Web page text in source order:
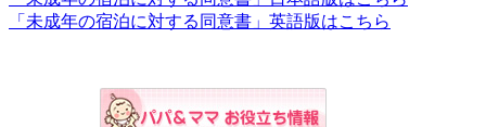
「未成年の宿泊に対する同意書」英語版はこちら